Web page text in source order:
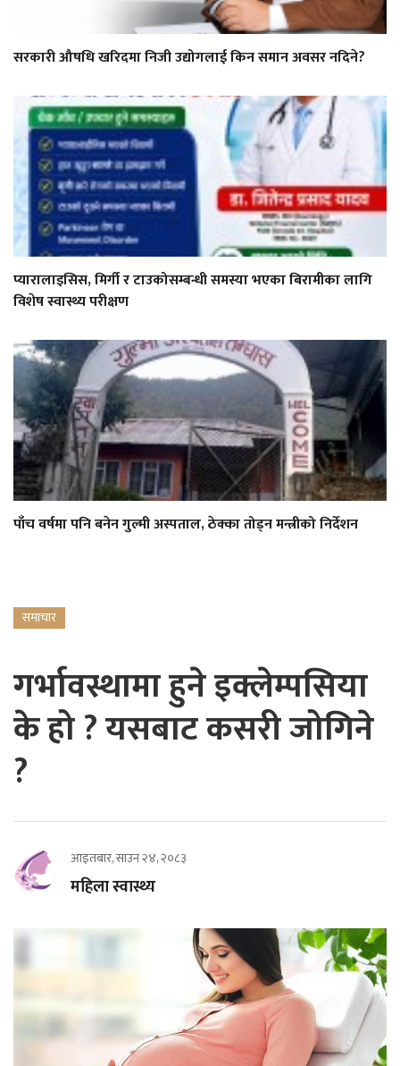
सरकारी औषधि खरिदमा निजी उद्योगलाई किन समान अवसर नदिने?
प्यारालाइसिस, मिर्गी र टाउकोसम्बन्धी समस्या भएका बिरामीका लागि
विशेष स्वास्थ्य परीक्षण
पाँच वर्षमा पनि बनेन गुल्मी अस्पताल, ठेक्का तोड्न मन्त्रीको निर्देशन
समाचार
गर्भावस्थामा हुने इक्लेम्पसिया
के हो ? यसबाट कसरी जोगिने
?
आइतबार, साउन २४, २०८३
महिला स्वास्थ्य